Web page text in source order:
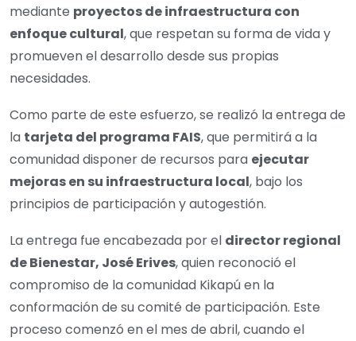
mediante proyectos de infraestructura con
enfoque cultural, que respetan su forma de vida y
promueven el desarrollo desde sus propias
necesidades.
Como parte de este esfuerzo, se realizó la entrega de
la tarjeta del programa FAIS, que permitirá a la
comunidad disponer de recursos para ejecutar
mejoras en su infraestructura local, bajo los
principios de participación y autogestión.
La entrega fue encabezada por el director regional
de Bienestar, José Erives, quien reconoció el
compromiso de la comunidad Kikapú en la
conformación de su comité de participación. Este
proceso comenzó en el mes de abril, cuando el